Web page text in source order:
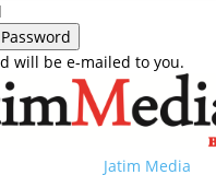
will be e-mailed to you.
Jatim Media